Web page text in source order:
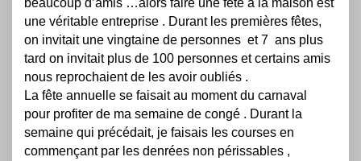
une véritable entreprise . Durant les premières fêtes,
on invitait une vingtaine de personnes et 7 ans plus
tard on invitait plus de 100 personnes et certains amis
nous reprochaient de les avoir oubliés .
La fête annuelle se faisait au moment du carnaval
pour profiter de ma semaine de congé . Durant la
semaine qui précédait, je faisais les courses en
commençant par les denrées non périssables ,